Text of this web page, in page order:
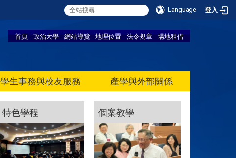
Language 登入
首頁 政治大學 網站導覽 地理位置 法令規章 場地租借
學生事務與校友服務 產學與外部關係
特色學程 個案教學